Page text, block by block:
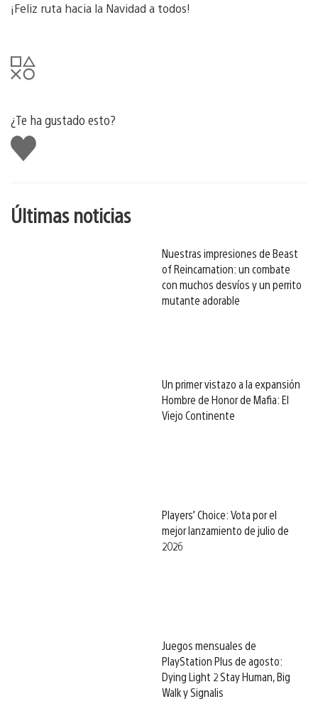
¡Feliz ruta hacia la Navidad a todos!
¿Te ha gustado esto?
Me
gusta
Últimas noticias
Nuestras impresiones de Beast
of Reincarnation: un combate
con muchos desvíos y un perrito
mutante adorable
Un primer vistazo a la expansión
Hombre de Honor de Mafia: El
Viejo Continente
Players’ Choice: Vota por el
mejor lanzamiento de julio de
2026
Juegos mensuales de
PlayStation Plus de agosto:
Dying Light 2 Stay Human, Big
Walk y Signalis